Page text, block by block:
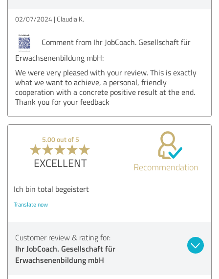
02/07/2024 Claudia K.
Comment from Ihr JobCoach. Gesellschaft für
Erwachsenenbildung mbH:
We were very pleased with your review. This is exactly
what we want to achieve, a personal, friendly
cooperation with a concrete positive result at the end.
Thank you for your feedback
5.00 out of 5
EXCELLENT Recommendation
Ich bin total begeistert
Translate now
Customer review & rating for:
Ihr JobCoach. Gesellschaft für
Erwachsenenbildung mbH